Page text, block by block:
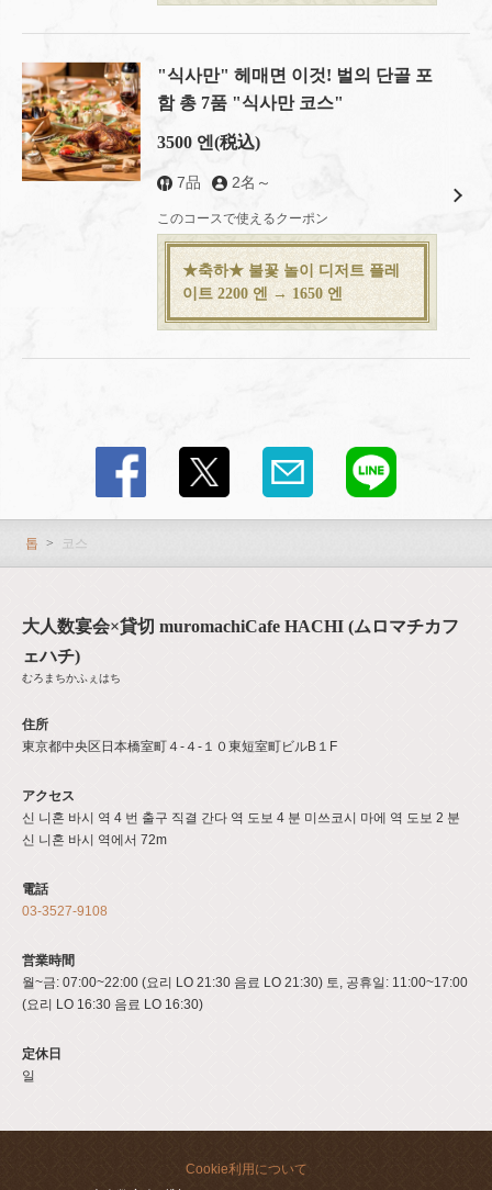
"식사만" 헤매면 이것! 벌의 단골 포
함 총 7품 "식사만 코스"
3500 엔(税込)
7品 2名～
このコースで使えるクーポン
★축하★ 불꽃 놀이 디저트 플레
이트 2200 엔 → 1650 엔
톱 코스
大人数宴会×貸切 muromachiCafe HACHI (ムロマチカフ
ェハチ)
むろまちかふぇはち
住所
東京都中央区日本橋室町４-４-１０東短室町ビルB１F
アクセス
신 니혼 바시 역 4 번 출구 직결 간다 역 도보 4 분 미쓰코시 마에 역 도보 2 분
신 니혼 바시 역에서 72m
電話
03-3527-9108
営業時間
월~금: 07:00~22:00 (요리 LO 21:30 음료 LO 21:30) 토, 공휴일: 11:00~17:00
(요리 LO 16:30 음료 LO 16:30)
定休日
일
Cookie利用について